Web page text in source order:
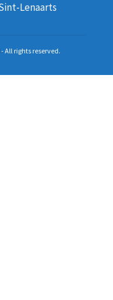
Lenaarts
All rights reserved.